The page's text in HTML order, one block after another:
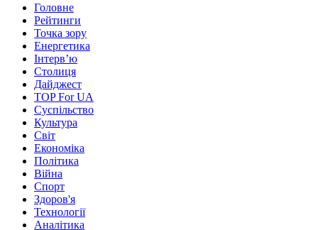
Головне
Рейтинги
Точка зору
Енергетика
Інтерв’ю
Столиця
Дайджест
TOP For UA
Суспiльство
Культура
Світ
Економіка
Політика
Війна
Спорт
Здоров'я
Технології
Аналітика